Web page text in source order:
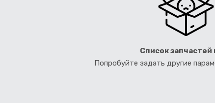
Список запчастей
Попробуйте задать другие